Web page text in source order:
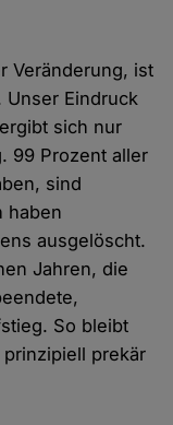
Veränderung, ist
Unser Eindruck
sich nur
99 Prozent aller
sind
haben
ausgelöscht.
Jahren, die
So bleibt
prekär